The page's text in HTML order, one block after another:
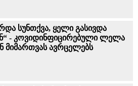
სუნთქვა, ყელი გასივდა
- კოვიდინფიცირებული ლელა
მიმართვას ავრცელებს